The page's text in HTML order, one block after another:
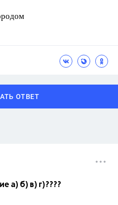
ОТВЕТ
а) б) в) г)????